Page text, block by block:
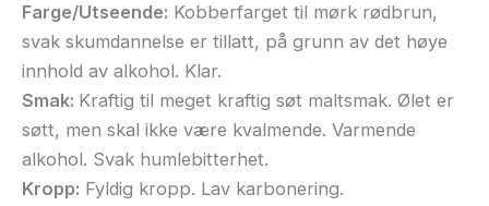
Farge/Utseende: Kobberfarget til mørk rødbrun,
svak skumdannelse er tillatt, på grunn av det høye
innhold av alkohol. Klar.
Smak: Kraftig til meget kraftig søt maltsmak. Ølet er
søtt, men skal ikke være kvalmende. Varmende
alkohol. Svak humlebitterhet.
Kropp: Fyldig kropp. Lav karbonering.